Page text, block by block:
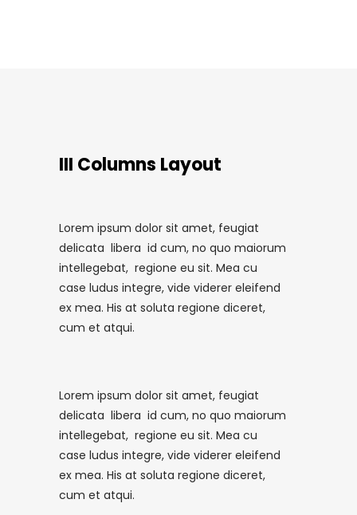
III Columns Layout
Lorem ipsum dolor sit amet, feugiat
delicata libera id cum, no quo maiorum
intellegebat, regione eu sit. Mea cu
case ludus integre, vide viderer eleifend
ex mea. His at soluta regione diceret,
cum et atqui.
Lorem ipsum dolor sit amet, feugiat
delicata libera id cum, no quo maiorum
intellegebat, regione eu sit. Mea cu
case ludus integre, vide viderer eleifend
ex mea. His at soluta regione diceret,
cum et atqui.